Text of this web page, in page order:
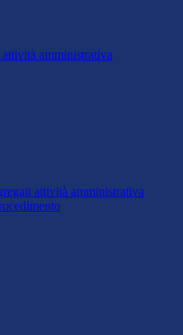
amministrativa
attività amministrativa